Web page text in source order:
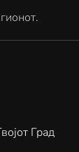
Град